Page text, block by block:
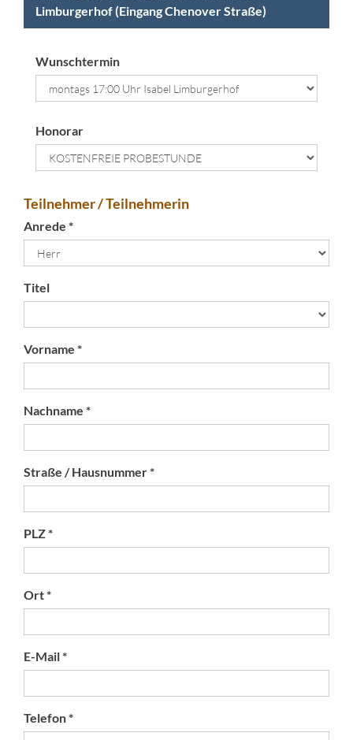
Limburgerhof (Eingang Chenover Straße)
Wunschtermin
Honorar
Teilnehmer / Teilnehmerin
Anrede *
Titel
Vorname *
Nachname *
Straße / Hausnummer *
PLZ *
Ort *
E-Mail *
Telefon *